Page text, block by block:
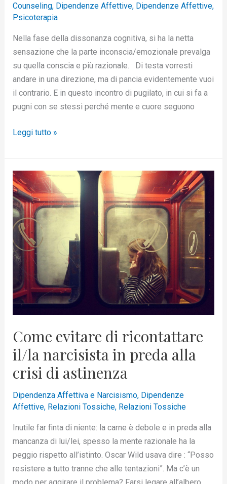
Counseling, Dipendenze Affettive, Dipendenze Affettive,
Psicoterapia
Nella fase della dissonanza cognitiva, si ha la netta
sensazione che la parte inconscia/emozionale prevalga
su quella conscia e più razionale. Di testa vorresti
andare in una direzione, ma di pancia evidentemente vuoi
il contrario. E in questo incontro di pugilato, in cui si fa a
pugni con se stessi perché mente e cuore seguono
Leggi tutto »
Come evitare di ricontattare
il/la narcisista in preda alla
crisi di astinenza
Dipendenza Affettiva e Narcisismo, Dipendenze
Affettive, Relazioni Tossiche, Relazioni Tossiche
Inutile far finta di niente: la carne è debole e in preda alla
mancanza di lui/lei, spesso la mente razionale ha la
peggio rispetto all’istinto. Oscar Wild usava dire : “Posso
resistere a tutto tranne che alle tentazioni”. Ma c’è un
Come
evitare
di
ricontattare
il/la
narcisista
in
alla
crisi
di